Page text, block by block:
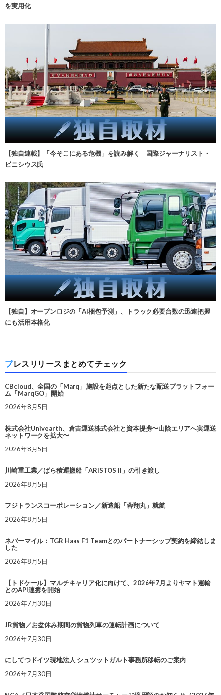
を実用化
【独自連載】「今そこにある危機」を読み解く 国際ジャーナリスト・
ビニシウス氏
【独自】オープンロジの「AI梱包予測」、トラック必要台数の迅速把握
にも活用本格化
プレスリリースまとめてチェック
CBcloud、全国の「Marq」施設を起点とした新たな配送プラットフォー
ム「MarqGO」開始
2026年8月5日
株式会社Univearth、倉吉運送株式会社と資本提携〜山陰エリアへ実運送
ネットワークを拡大〜
2026年8月5日
川崎重工業／ばら積運搬船「ARISTOS II」の引き渡し
2026年8月5日
フジトランスコーポレーション／新造船「蓉翔丸」就航
2026年8月5日
ネバーマイル：TGR Haas F1 Teamとのパートナーシップ契約を締結しま
した
2026年8月5日
【トドケール】マルチキャリア化に向けて、2026年7月よりヤマト運輸
とのAPI連携を開始
2026年7月30日
JR貨物／お盆休み期間の貨物列車の運転計画について
2026年7月30日
にしてつドイツ現地法人 シュツットガルト事務所移転のご案内
2026年7月30日